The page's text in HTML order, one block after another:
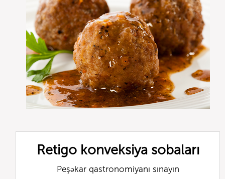
Retigo konveksiya sobaları
Peşəkar qastronomiyanı sınayın